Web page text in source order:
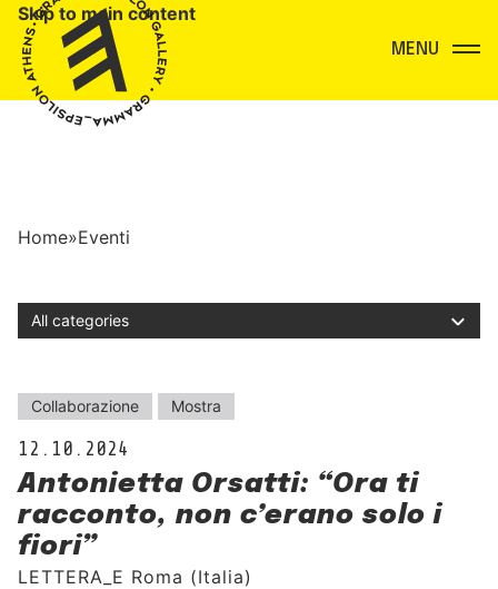
Skip to main content
Home»Eventi
Eventi
Filter by category
Collaborazione Mostra
12.10.2024
Antonietta Orsatti: “Ora ti
racconto, non c’erano solo i
fiori”
LETTERA_E Roma (Italia)